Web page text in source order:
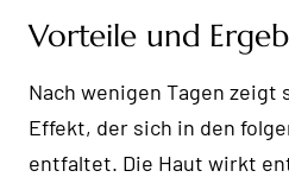
Vorteile und
Nach wenigen Tagen zeigt
Effekt, der sich in den
entfaltet. Die Haut wirkt